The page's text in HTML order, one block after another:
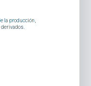
la producción,